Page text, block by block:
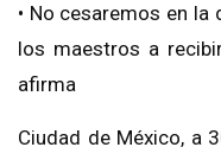
• No cesaremos en
los maestros a
afirma
Ciudad de México, a